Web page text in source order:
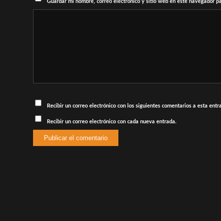
Guardar mi nombre, correo electrónico y sitio web en este navegador
Recibir un correo electrónico con los siguientes comentarios a esta
Recibir un correo electrónico con cada nueva entrada.